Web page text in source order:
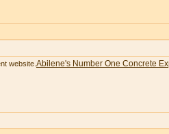
website. Abilene's Number One Concrete